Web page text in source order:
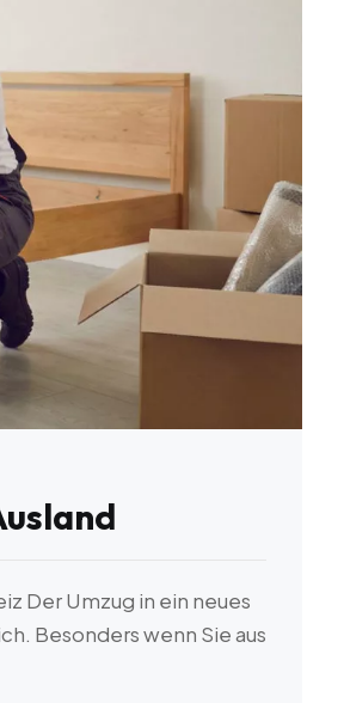
Der Umzug in ein neues
Besonders wenn Sie aus